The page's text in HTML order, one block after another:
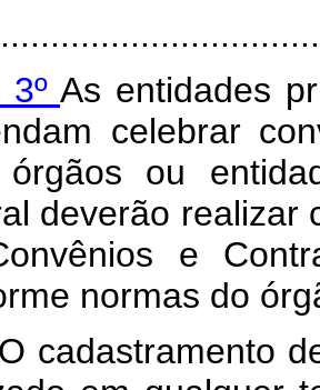
3º As entidades
celebrar
ou
deverão realizar
e
normas do
O cadastramento